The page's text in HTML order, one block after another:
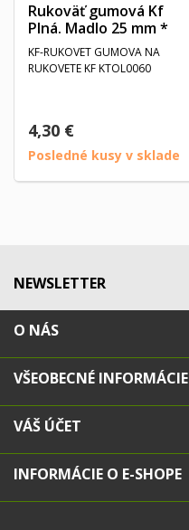
Rukoväť gumová Kf
Plná. Madlo 25 mm *
KF-RUKOVET GUMOVA NA
RUKOVETE KF KTOL0060
4,30 €
Posledné kusy v sklade
NEWSLETTER
O NÁS
VŠEOBECNÉ INFORMÁCIE
VÁŠ ÚČET
INFORMÁCIE O E-SHOPE